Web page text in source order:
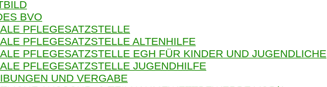
BVO
PFLEGESATZSTELLE
PFLEGESATZSTELLE ALTENHILFE
PFLEGESATZSTELLE EGH FÜR KINDER UND JUGENDLICHE
PFLEGESATZSTELLE JUGENDHILFE
UND VERGABE